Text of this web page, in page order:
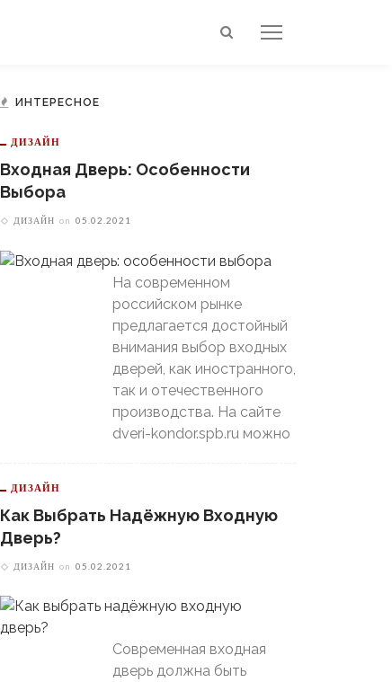
ИНТЕРЕСНОЕ
ДИЗАЙН
Входная Дверь: Особенности
Выбора
ДИЗАЙН on 05.02.2021
На современном
российском рынке
предлагается достойный
внимания выбор входных
дверей, как иностранного,
так и отечественного
производства. На сайте
dveri-kondor.spb.ru можно
ДИЗАЙН
Как Выбрать Надёжную Входную
Дверь?
ДИЗАЙН on 05.02.2021
Современная входная
дверь должна быть